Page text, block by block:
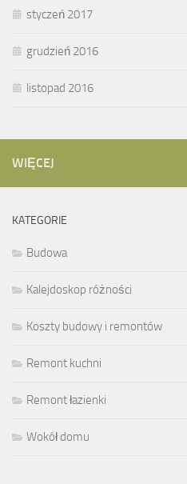
styczeń 2017
grudzień 2016
listopad 2016
WIĘCEJ
KATEGORIE
Budowa
Kalejdoskop różności
Koszty budowy i remontów
Remont kuchni
Remont łazienki
Wokół domu